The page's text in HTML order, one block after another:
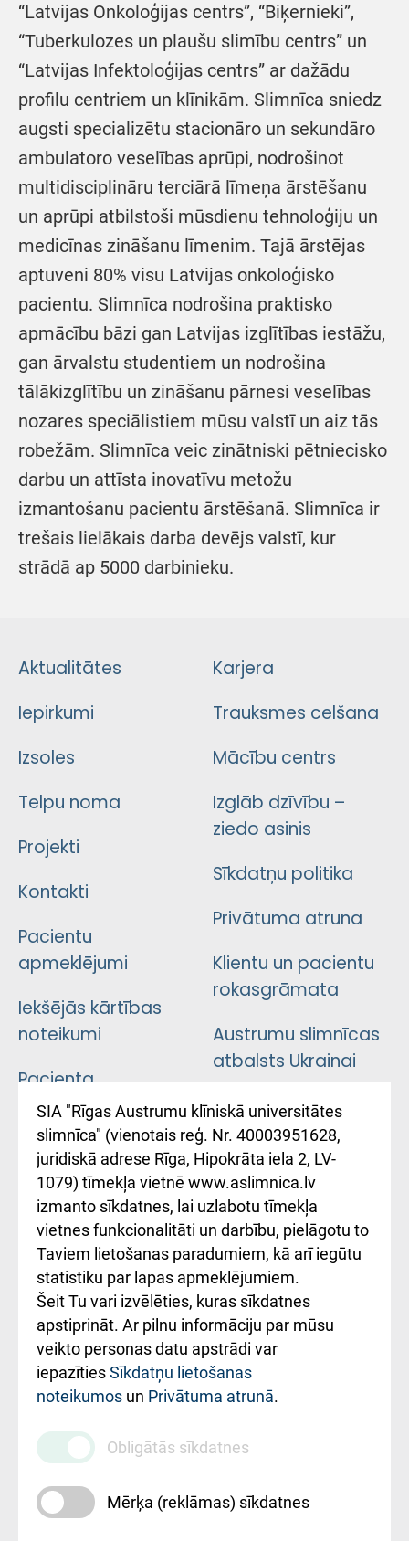
“Latvijas Onkoloģijas centrs”, “Biķernieki”,
“Tuberkulozes un plaušu slimību centrs” un
“Latvijas Infektoloģijas centrs” ar dažādu
profilu centriem un klīnikām. Slimnīca sniedz
augsti specializētu stacionāro un sekundāro
ambulatoro veselības aprūpi, nodrošinot
multidisciplināru terciārā līmeņa ārstēšanu
un aprūpi atbilstoši mūsdienu tehnoloģiju un
medicīnas zināšanu līmenim. Tajā ārstējas
aptuveni 80% visu Latvijas onkoloģisko
pacientu. Slimnīca nodrošina praktisko
apmācību bāzi gan Latvijas izglītības iestāžu,
gan ārvalstu studentiem un nodrošina
tālākizglītību un zināšanu pārnesi veselības
nozares speciālistiem mūsu valstī un aiz tās
robežām. Slimnīca veic zinātniski pētniecisko
darbu un attīsta inovatīvu metožu
izmantošanu pacientu ārstēšanā. Slimnīca ir
trešais lielākais darba devējs valstī, kur
strādā ap 5000 darbinieku.
Aktualitātes
Iepirkumi
Izsoles
Telpu noma
Projekti
Kontakti
Pacientu
apmeklējumi
Iekšējās kārtības
noteikumi
Pacienta
atsauksmju/sūdzību
iesniegšanas
kārtība
Kā pie mums nokļūt
Rēķinu apmaksas
ceļvedis
Rekvizīti un
ārstniecības
iestādes kods
010000234
Maksas
pakalpojumu
cenrādis
Karjera
Trauksmes celšana
Mācību centrs
Izglāb dzīvību –
ziedo asinis
Sīkdatņu politika
Privātuma atruna
Klientu un pacientu
rokasgrāmata
Austrumu slimnīcas
atbalsts Ukrainai
Підтримка Східної
лікарні та співпраця з
Україною
SIA "Rīgas Austrumu klīniskā universitātes
slimnīca" (vienotais reģ. Nr. 40003951628,
juridiskā adrese Rīga, Hipokrāta iela 2, LV-
1079) tīmekļa vietnē www.aslimnica.lv
izmanto sīkdatnes, lai uzlabotu tīmekļa
vietnes funkcionalitāti un darbību, pielāgotu to
Taviem lietošanas paradumiem, kā arī iegūtu
statistiku par lapas apmeklējumiem.
Šeit Tu vari izvēlēties, kuras sīkdatnes
apstiprināt. Ar pilnu informāciju par mūsu
veikto personas datu apstrādi var
iepazītiesSīkdatņu lietošanas
noteikumos un Privātuma atrunā.
Obligātās sīkdatnes
Mērķa (reklāmas) sīkdatnes